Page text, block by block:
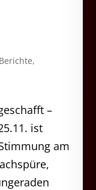
Berichte,
–
ist
am